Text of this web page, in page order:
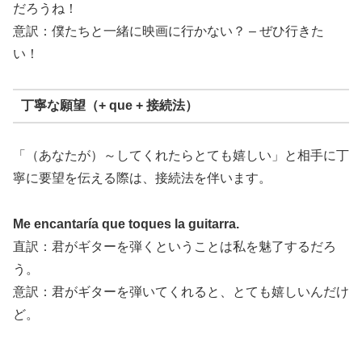
だろうね！
意訳：僕たちと一緒に映画に行かない？ – ぜひ行きた
い！
丁寧な願望（+ que + 接続法）
「（あなたが）～してくれたらとても嬉しい」と相手に丁
寧に要望を伝える際は、接続法を伴います。
Me encantaría que toques la guitarra.
直訳：君がギターを弾くということは私を魅了するだろ
う。
意訳：君がギターを弾いてくれると、とても嬉しいんだけ
ど。